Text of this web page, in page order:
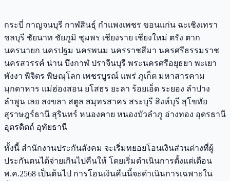
กระบี่ กาญจนบุรี กาฬสินธุ์ กำแพงเพชร ขอนแก่น ฉะเชิงเทรา
ชลบุรี ชัยนาท ชัยภูมิ ชุมพร เชียงราย เชียงใหม่ ตรัง ตาก
นครนายก นครปฐม นครพนม นครราชสีมา นครศรีธรรมราช
นครสวรรค์ น่าน บึงกาฬ ปราจีนบุรี พระนครศรีอยุธยา พะเยา
พังงา พิจิตร พิษณุโลก เพชรบูรณ์ แพร่ ภูเก็ต มหาสารคาม
มุกดาหาร แม่ฮ่องสอน ยโสธร ยะลา ร้อยเอ็ด ระยอง ลำปาง
ลำพูน เลย สงขลา สตูล สมุทรสาคร สระบุรี สิงห์บุรี สุโขทัย
สุราษฎร์ธานี สุรินทร์ หนองคาย หนองบัวลำภู อ่างทอง อุดรธานี
อุตรดิตถ์ อุทัยธานี
ทั้งนี้ สำนักงานประกันสังคม จะเริ่มทยอยโอนเงินส่วนต่างที่ผู้
ประกันตนได้จ่ายเกินไปคืนให้ โดยเริ่มดำเนินการตั้งแต่เดือน
พ.ค.2568 เป็นต้นไป การโอนเงินคืนนี้จะดำเนินการเฉพาะใน